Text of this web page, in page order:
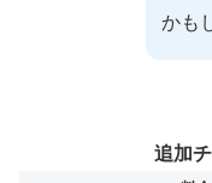
かも
追加